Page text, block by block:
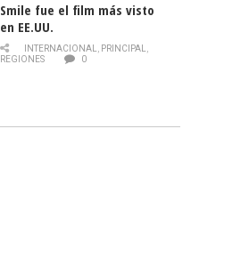
Smile fue el film más visto
en EE.UU.
INTERNACIONAL, PRINCIPAL,
REGIONES
0